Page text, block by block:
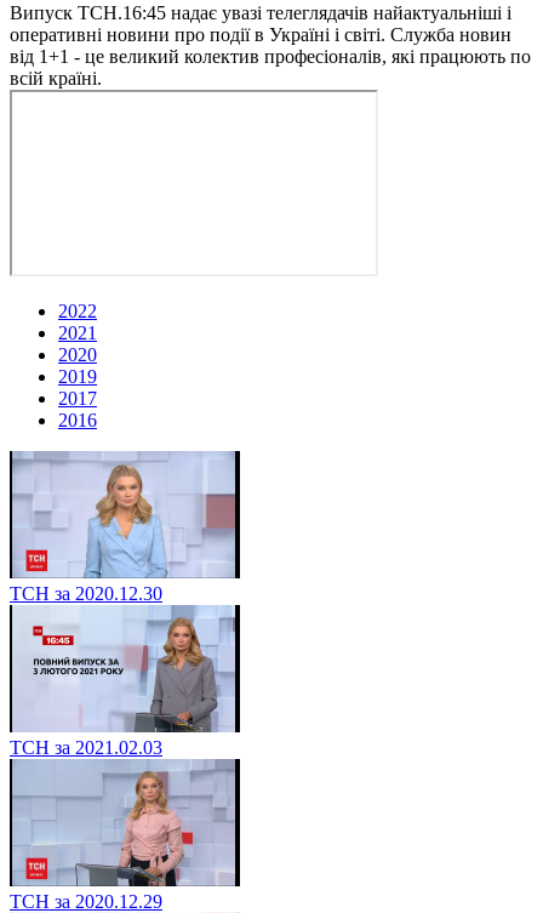
Випуск ТСН.16:45 надає увазі телеглядачів найактуальніші і
оперативні новини про події в Україні і світі. Служба новин
від 1+1 - це великий колектив професіоналів, які працюють по
всій країні.
2022
2021
2020
2019
2017
2016
ТСН за 2020.12.30
ТСН за 2021.02.03
ТСН за 2020.12.29